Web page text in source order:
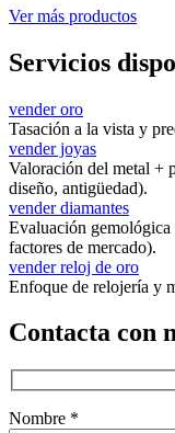
Ver más productos
Servicios
vender oro
Tasación a la vista y
vender joyas
Valoración del metal +
diseño, antigüedad).
vender diamantes
Evaluación
factores de mercado).
vender reloj de oro
Enfoque de relojería y
Contacta con
Nombre *